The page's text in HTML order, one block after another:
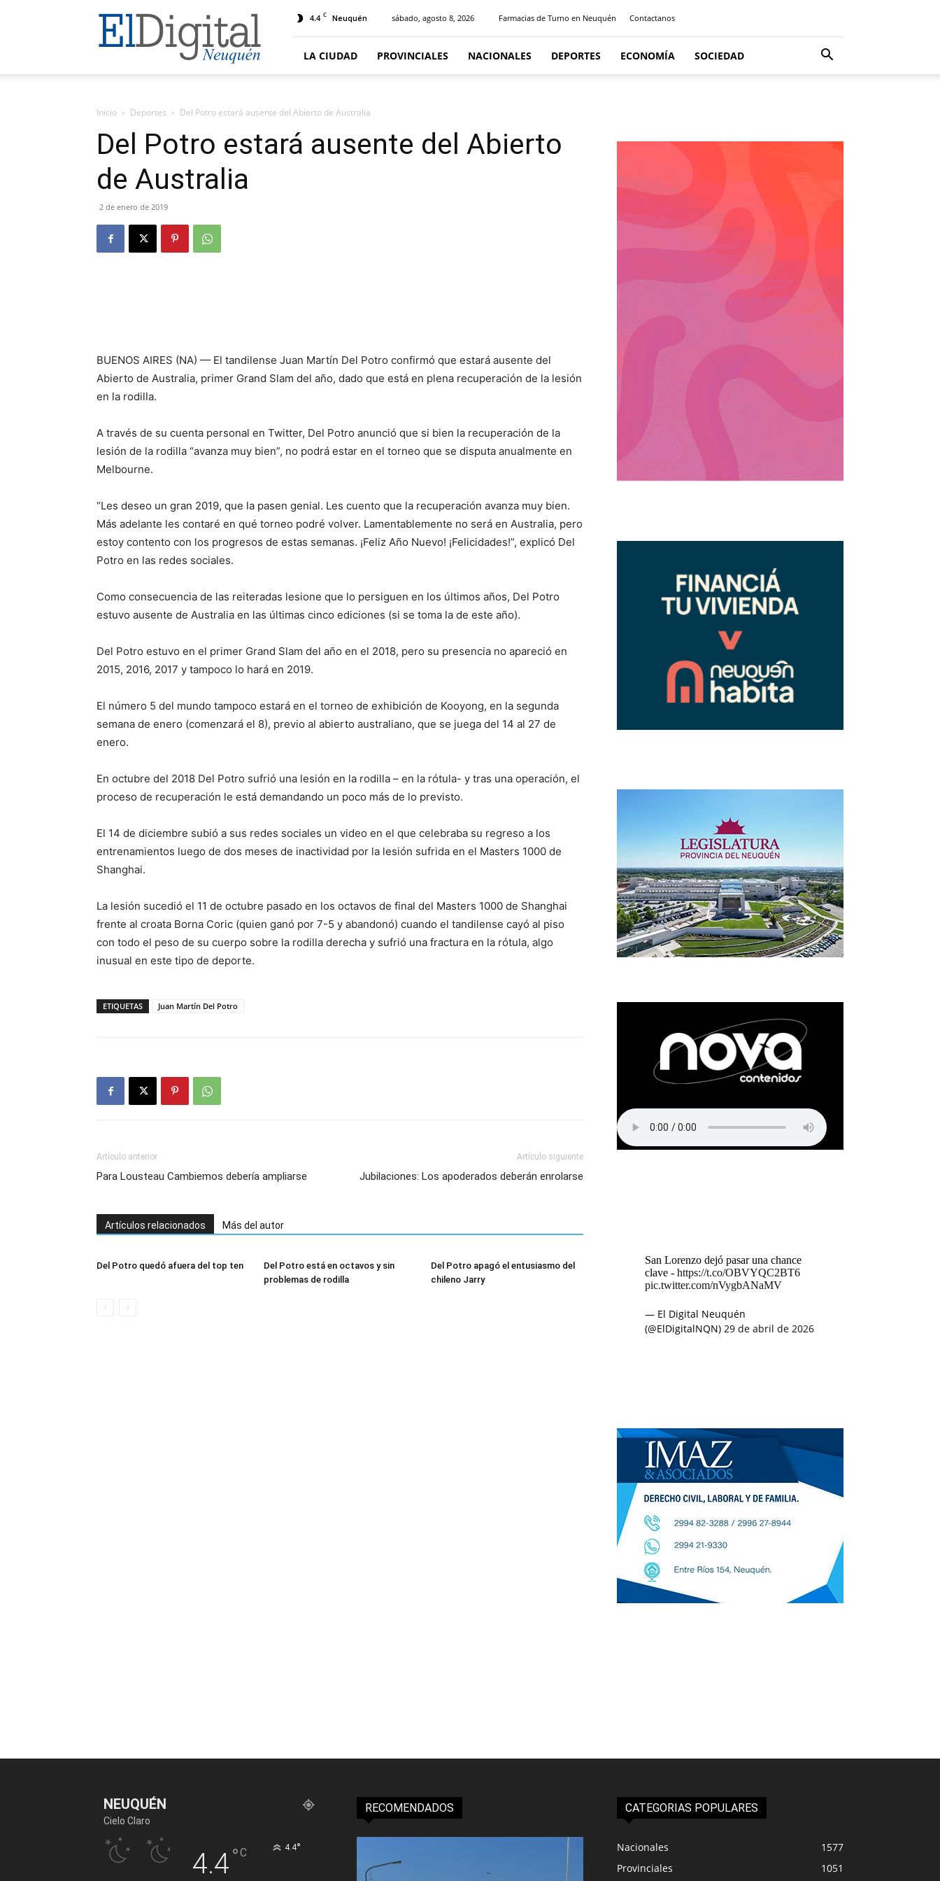
El
Digital
Neuquen
4.4 C Neuquén sábado, agosto 8, 2026 Farmacias de Turno en Neuquén Contactanos
LA CIUDAD PROVINCIALES NACIONALES DEPORTES ECONOMÍA SOCIEDAD
Inicio Deportes Del Potro estará ausente del Abierto de Australia
Del Potro estará ausente del Abierto
de Australia
2 de enero de 2019
BUENOS AIRES (NA) — El tandilense Juan Martín Del Potro confirmó que estará ausente del
Abierto de Australia, primer Grand Slam del año, dado que está en plena recuperación de la lesión
en la rodilla.
A través de su cuenta personal en Twitter, Del Potro anunció que si bien la recuperación de la
lesión de la rodilla “avanza muy bien”, no podrá estar en el torneo que se disputa anualmente en
Melbourne.
“Les deseo un gran 2019, que la pasen genial. Les cuento que la recuperación avanza muy bien.
Más adelante les contaré en qué torneo podré volver. Lamentablemente no será en Australia, pero
estoy contento con los progresos de estas semanas. ¡Feliz Año Nuevo! ¡Felicidades!”, explicó Del
Potro en las redes sociales.
Como consecuencia de las reiteradas lesione que lo persiguen en los últimos años, Del Potro
estuvo ausente de Australia en las últimas cinco ediciones (si se toma la de este año).
Del Potro estuvo en el primer Grand Slam del año en el 2018, pero su presencia no apareció en
2015, 2016, 2017 y tampoco lo hará en 2019.
El número 5 del mundo tampoco estará en el torneo de exhibición de Kooyong, en la segunda
semana de enero (comenzará el 8), previo al abierto australiano, que se juega del 14 al 27 de
enero.
En octubre del 2018 Del Potro sufrió una lesión en la rodilla – en la rótula- y tras una operación, el
proceso de recuperación le está demandando un poco más de lo previsto.
El 14 de diciembre subió a sus redes sociales un video en el que celebraba su regreso a los
entrenamientos luego de dos meses de inactividad por la lesión sufrida en el Masters 1000 de
Shanghai.
La lesión sucedió el 11 de octubre pasado en los octavos de final del Masters 1000 de Shanghai
frente al croata Borna Coric (quien ganó por 7-5 y abandonó) cuando el tandilense cayó al piso
con todo el peso de su cuerpo sobre la rodilla derecha y sufrió una fractura en la rótula, algo
inusual en este tipo de deporte.
ETIQUETAS Juan Martín Del Potro
Artículo anterior
Para Lousteau Cambiemos debería ampliarse
Artículo siguiente
Jubilaciones: Los apoderados deberán enrolarse
Artículos relacionados Más del autor
Del Potro quedó afuera del top ten
Del Potro está en octavos y sin
problemas de rodilla
Del Potro apagó el entusiasmo del
chileno Jarry
San Lorenzo dejó pasar una chance
clave - https://t.co/OBVYQC2BT6
pic.twitter.com/nVygbANaMV
— El Digital Neuquén
(@ElDigitalNQN) 29 de abril de 2026
NEUQUÉN
Cielo Claro
4.4°C 4.4°
RECOMENDADOS CATEGORIAS POPULARES
Nacionales
1577
Provinciales
1051